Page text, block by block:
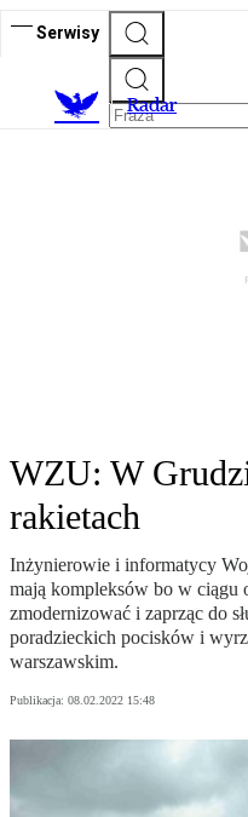
Serwisy
Radar
WZU: W
rakietach
Inżynierowie i informatycy
mają kompleksów bo w ciągu
zmodernizować i zaprząc do
poradzieckich pocisków i
warszawskim.
Publikacja: 08.02.2022 15:48